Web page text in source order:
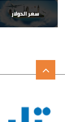
سعر الدولار